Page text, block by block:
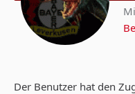
Der Benutzer hat den